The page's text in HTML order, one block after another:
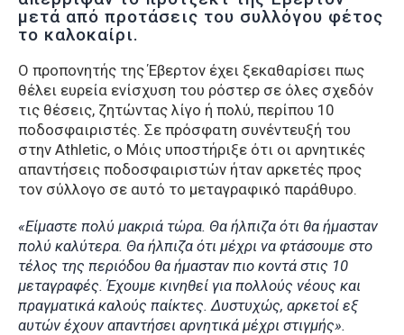
μετά από προτάσεις του συλλόγου φέτος
το καλοκαίρι.
Ο προπονητής της Έβερτον έχει ξεκαθαρίσει πως
θέλει ευρεία ενίσχυση του ρόστερ σε όλες σχεδόν
τις θέσεις, ζητώντας λίγο ή πολύ, περίπου 10
ποδοσφαιριστές. Σε πρόσφατη συνέντευξή του
στην Athletic, ο Μόις υποστήριξε ότι οι αρνητικές
απαντήσεις ποδοσφαιριστών ήταν αρκετές προς
τον σύλλογο σε αυτό το μεταγραφικό παράθυρο.
«Είμαστε πολύ μακριά τώρα. Θα ήλπιζα ότι θα ήμασταν
πολύ καλύτερα. Θα ήλπιζα ότι μέχρι να φτάσουμε στο
τέλος της περιόδου θα ήμασταν πιο κοντά στις 10
μεταγραφές. Έχουμε κινηθεί για πολλούς νέους και
πραγματικά καλούς παίκτες. Δυστυχώς, αρκετοί εξ
αυτών έχουν απαντήσει αρνητικά μέχρι στιγμής».